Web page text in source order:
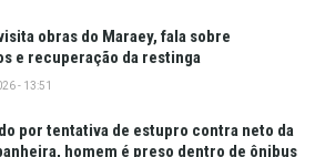
obras do Maraey, fala sobre
e recuperação da restinga
- 13:51
por tentativa de estupro contra neto da
homem é preso dentro de ônibus